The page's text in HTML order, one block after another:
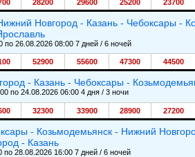
28200 29600 25200 23700
Новгород - Казань - Чебоксары -
по 26.08.2026 08:00 7 дней / 6 ночей
52900 55600 47300 44500
- Казань - Чебоксары -
по 24.08.2026 06:00 4 дня / 3 ночи
32300 33900 28900 27200
- Козьмодемьянск - Нижний
- Казань
по 28.08.2026 16:00 7 дней / 6 ночей